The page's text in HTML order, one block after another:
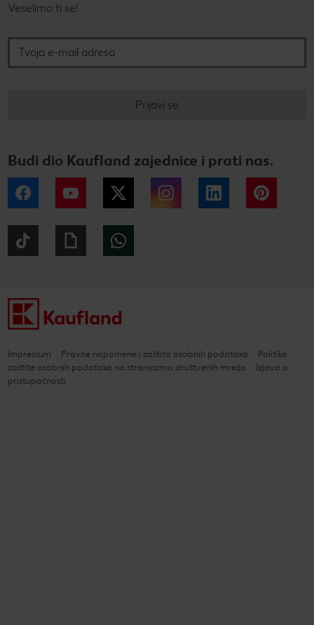
Veselimo ti se!
Prijavi se
Budi dio Kaufland zajednice i prati nas.
Facebook YouTube Twitter Instagram LinkedIn
Giphy
Impressum Pravne napomene i zaštita osobnih podataka
Politika
zaštite osobnih podataka na stranicama društvenih mreža
Izjava o
pristupačnosti